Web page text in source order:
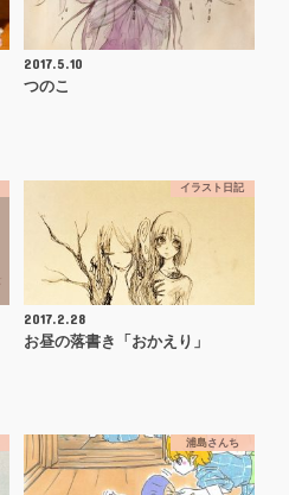
2017.5.10
つのこ
イラスト日記
2017.2.28
お昼の落書き「おかえり」
浦島さんち